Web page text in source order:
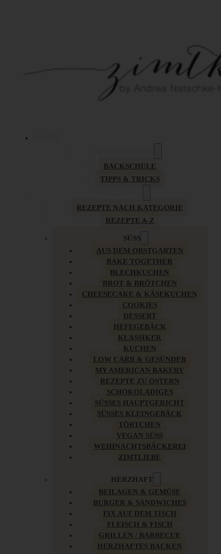
BACKSCHULE
TIPPS & TRICKS
REZEPTE NACH KATEGORIE
REZEPTE A-Z
SÜSS
AUS DEM OBSTGARTEN
BAKE TOGETHER
BLECHKUCHEN
BROT & BRÖTCHEN
CHEESECAKE & KÄSEKUCHEN
COOKIES
DESSERT
HEFEGEBÄCK
KLASSIKER
KUCHEN
LOW CARB & GESÜNDER
MY AMERICAN BAKERY
REZEPTE ZU OSTERN
SCHOKOLADIGES
SÜSSES HAUPTGERICHT
SÜSSES KLEINGEBÄCK
TÖRTCHEN
VEGAN SÜSS
WEIHNACHTSBÄCKEREI
ZIMTLIEBE
HERZHAFT
BEILAGEN & GEMÜSE
BURGER & SANDWICHES
FIX AUF DEM TISCH
FLEISCH & FISCH
GRILLEN / BARBECUE
HERZHAFTES BACKEN